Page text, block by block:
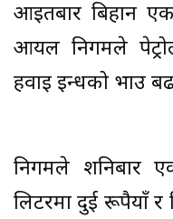
आइतबार बिहान
आयल निगमले
हवाइ इन्धको भाउ
निगमले शनिबार
लिटरमा दुई रूपैयाँ र